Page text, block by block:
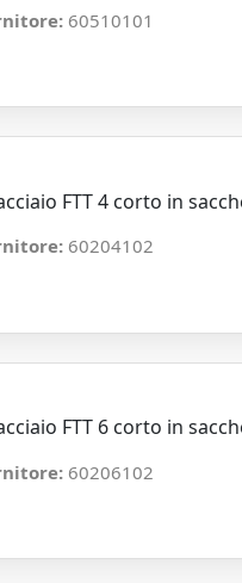
60510101
FTT 4 corto in
60204102
FTT 6 corto in
60206102